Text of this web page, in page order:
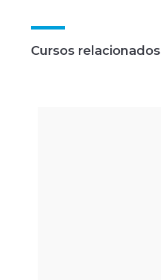
Cursos relacionados